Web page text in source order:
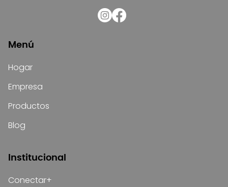
Menú
Hogar
Empresa
Productos
Blog
Institucional
Conectar+